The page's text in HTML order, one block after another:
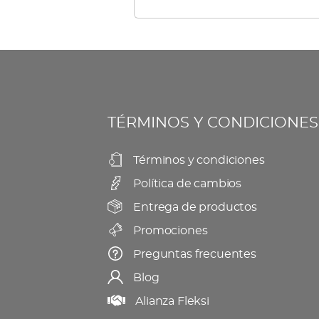
TÉRMINOS Y CONDICIONES
Términos y condiciones
Política de cambios
Entrega de productos
Promociones
Preguntas frecuentes
Blog
Alianza Fleksi